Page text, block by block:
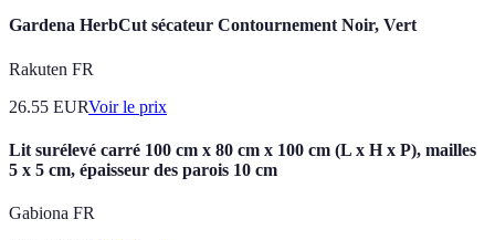
Gardena HerbCut sécateur Contournement Noir, Vert
Rakuten FR
26.55 EURVoir le prix
Lit surélevé carré 100 cm x 80 cm x 100 cm (L x H x P), mailles
5 x 5 cm, épaisseur des parois 10 cm
Gabiona FR